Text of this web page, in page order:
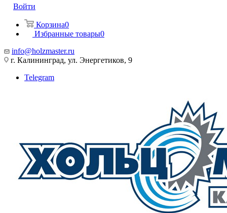
Войти
Корзина0
Избранные товары0
info@holzmaster.ru
г. Калининград, ул. Энергетиков, 9
Telegram